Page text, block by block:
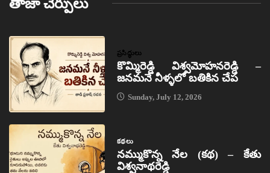
తాజా చేర్పులు
ప్రసిద్ధులు
కొమ్మిరెడ్డి విశ్వమోహనరెడ్డి –
జనమనే నీళ్ళలో బతికిన చేప
Sunday, July 12, 2026
కథలు
నమ్ముకొన్న నేల (కథ) – కేతు
విశ్వనాథరెడ్డి